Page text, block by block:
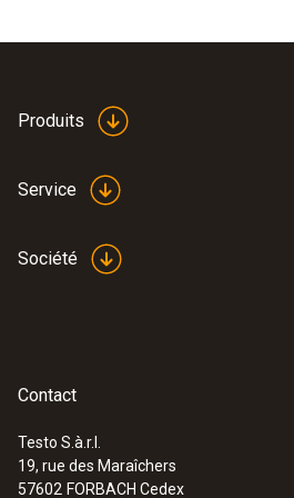
Produits
Service
Société
Contact
Testo S.à.r.l.
19, rue des Maraîchers
57602 FORBACH Cedex